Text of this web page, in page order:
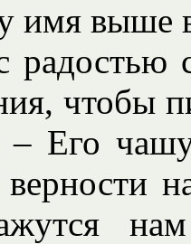
имя выше
чтобы
Его
верности